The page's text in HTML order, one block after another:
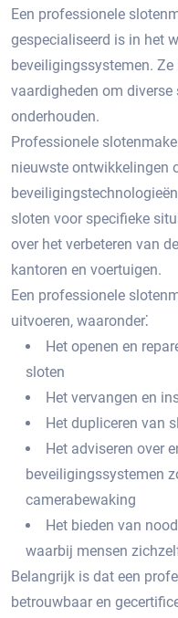
Een professionele
gespecialiseerd is in het
beveiligingssystemen.​
vaardigheden om diverse
onderhouden.​
Professionele
nieuwste ontwikkelingen
sloten voor specifieke
over het verbeteren van
kantoren en voertuigen.​
Een professionele
uitvoeren, waaronder⁚
Het openen en
sloten
Het vervangen en
Het dupliceren van
Het adviseren over
beveiligingssystemen
camerabewaking
Het bieden van
waarbij mensen
Belangrijk is dat een
betrouwbaar en